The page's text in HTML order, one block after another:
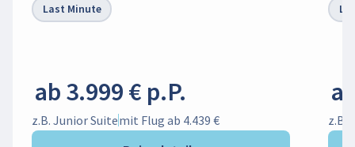
Last Minute
ab 3.999 € p.P.
z.B. Junior Suitemit Flug ab 4.439 € z.B.